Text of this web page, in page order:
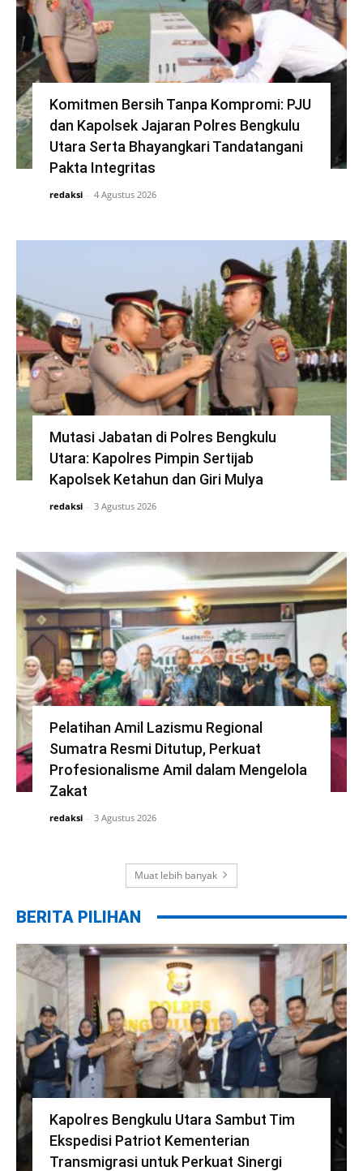
Komitmen Bersih Tanpa Kompromi: PJU
dan Kapolsek Jajaran Polres Bengkulu
Utara Serta Bhayangkari Tandatangani
Pakta Integritas
redaksi - 4 Agustus 2026
Mutasi Jabatan di Polres Bengkulu
Utara: Kapolres Pimpin Sertijab
Kapolsek Ketahun dan Giri Mulya
redaksi - 3 Agustus 2026
Pelatihan Amil Lazismu Regional
Sumatra Resmi Ditutup, Perkuat
Profesionalisme Amil dalam Mengelola
Zakat
redaksi - 3 Agustus 2026
Muat lebih banyak
BERITA PILIHAN
Kapolres Bengkulu Utara Sambut Tim
Ekspedisi Patriot Kementerian
Transmigrasi untuk Perkuat Sinergi